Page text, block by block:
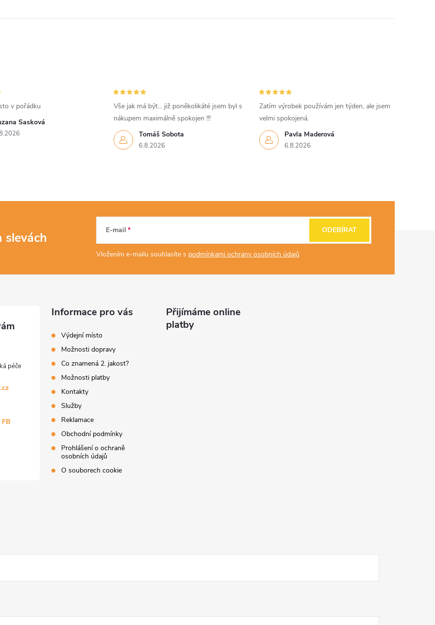
Sasková
v pořádku
Tomáš Sobota
6.8.2026
Vše jak má být... již poněkolikáté jsem byl s
nákupem maximálně spokojen !!!
Pavla Maderová
6.8.2026
Zatím výrobek používám jen týden, ale jsem
velmi spokojená.
slevách E-mail
Vložením e-mailu souhlasíte s podmínkami ochrany osobních údajů
ODEBÍRAT
Informace pro vás
Výdejní místo
Možnosti dopravy
Co znamená 2. jakost?
Možnosti platby
Kontakty
Služby
Reklamace
Obchodní podmínky
Prohlášení o ochraně
osobních údajů
O souborech cookie
Přijímáme online
platby